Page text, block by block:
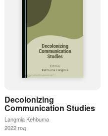
Decolonizing
Communication Studies
Langmia Kehbuma
2022 год